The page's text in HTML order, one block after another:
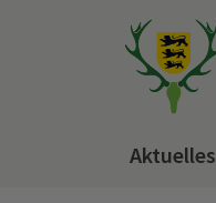
Aktuelles